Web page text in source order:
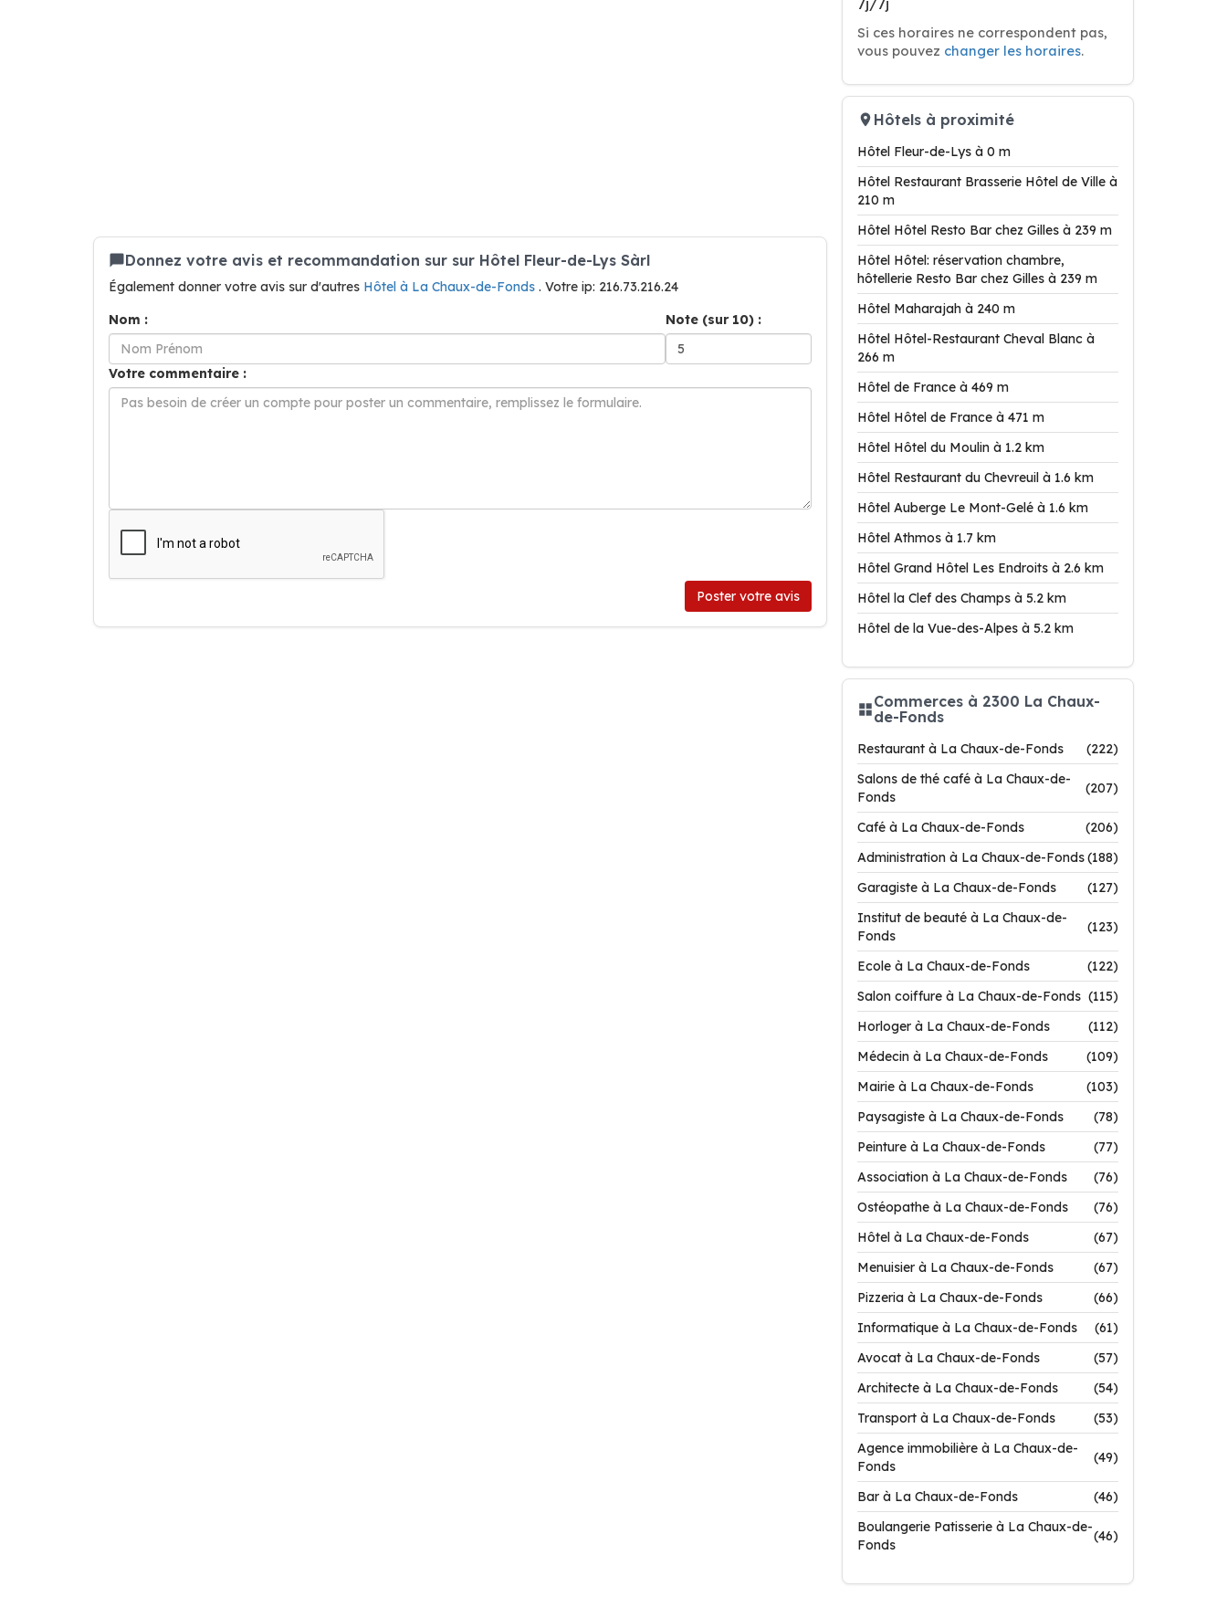
Donnez votre avis et recommandation sur sur Hôtel Fleur-de-Lys Sàrl
Également donner votre avis sur d'autres Hôtel à La Chaux-de-Fonds . Votre ip: 216.73.216.24
Nom :
Note (sur 10) :
Votre commentaire :
Poster votre avis
Si ces horaires ne correspondent pas,
vous pouvez changer les horaires.
Hôtels à proximité
Hôtel Fleur-de-Lys à 0 m
Hôtel Restaurant Brasserie Hôtel de Ville à
210 m
Hôtel Hôtel Resto Bar chez Gilles à 239 m
Hôtel Hôtel: réservation chambre,
hôtellerie Resto Bar chez Gilles à 239 m
Hôtel Maharajah à 240 m
Hôtel Hôtel-Restaurant Cheval Blanc à
266 m
Hôtel de France à 469 m
Hôtel Hôtel de France à 471 m
Hôtel Hôtel du Moulin à 1.2 km
Hôtel Restaurant du Chevreuil à 1.6 km
Hôtel Auberge Le Mont-Gelé à 1.6 km
Hôtel Athmos à 1.7 km
Hôtel Grand Hôtel Les Endroits à 2.6 km
Hôtel la Clef des Champs à 5.2 km
Hôtel de la Vue-des-Alpes à 5.2 km
Commerces à 2300 La Chaux-
de-Fonds
Restaurant à La Chaux-de-Fonds
(222)
Salons de thé café à La Chaux-de-
Fonds
(207)
Café à La Chaux-de-Fonds
(206)
Administration à La Chaux-de-Fonds(188)
Garagiste à La Chaux-de-Fonds
(127)
Institut de beauté à La Chaux-de-
Fonds
(123)
Ecole à La Chaux-de-Fonds
(122)
Salon coiffure à La Chaux-de-Fonds (115)
Horloger à La Chaux-de-Fonds
(112)
Médecin à La Chaux-de-Fonds
(109)
Mairie à La Chaux-de-Fonds
(103)
Paysagiste à La Chaux-de-Fonds
(78)
Peinture à La Chaux-de-Fonds
(77)
Association à La Chaux-de-Fonds
(76)
Ostéopathe à La Chaux-de-Fonds
(76)
Hôtel à La Chaux-de-Fonds
(67)
Menuisier à La Chaux-de-Fonds
(67)
Pizzeria à La Chaux-de-Fonds
(66)
Informatique à La Chaux-de-Fonds
(61)
Avocat à La Chaux-de-Fonds
(57)
Architecte à La Chaux-de-Fonds
(54)
Transport à La Chaux-de-Fonds
(53)
Agence immobilière à La Chaux-de-
Fonds
(49)
Bar à La Chaux-de-Fonds
(46)
Boulangerie Patisserie à La Chaux-de-
Fonds
(46)